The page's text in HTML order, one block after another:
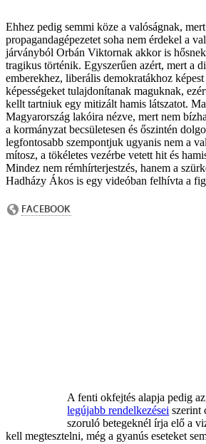
Ehhez pedig semmi köze a valóságnak,
propagandagépezetet soha nem érdekel a
járványból Orbán Viktornak akkor is
tragikus történik. Egyszerűen azért, mert a
emberekhez, liberális demokratákhoz
képességeket tulajdonítanak maguknak,
kellt tartniuk egy mitizált hamis látszatot.
Magyarország lakóira nézve, mert nem
a kormányzat becsületesen és őszintén
legfontosabb szempontjuk ugyanis nem a
mítosz, a tökéletes vezérbe vetett hit és
Mindez nem rémhírterjestzés, hanem a
Hadházy Ákos is egy videóban felhívta a
A fenti okfejtés alapja pedig
legújabb rendelkezései szerint
szoruló betegeknél írja elő a
kell megtesztelni, még a gyanús eseteket